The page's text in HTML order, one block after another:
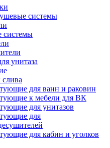
системы
системы
унитаза
для ванн и раковин
к мебели для ВК
для унитазов
для
для кабин и уголков